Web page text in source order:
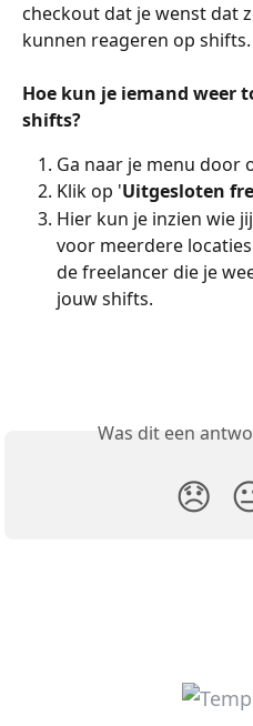
checkout dat je wenst dat
kunnen reageren op shifts.
Hoe kun je iemand weer
shifts?
Ga naar je menu door
Klik op 'Uitgesloten
Hier kun je inzien wie
voor meerdere
de freelancer die je
jouw shifts.
Was dit een
😞